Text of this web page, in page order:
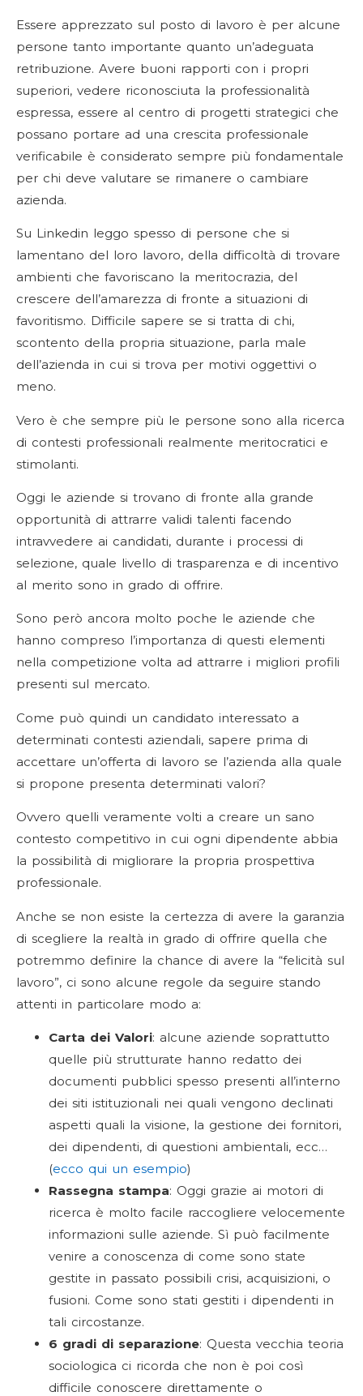
Essere apprezzato sul posto di lavoro è per alcune
persone tanto importante quanto un’adeguata
retribuzione. Avere buoni rapporti con i propri
superiori, vedere riconosciuta la professionalità
espressa, essere al centro di progetti strategici che
possano portare ad una crescita professionale
verificabile è considerato sempre più fondamentale
per chi deve valutare se rimanere o cambiare
azienda.
Su Linkedin leggo spesso di persone che si
lamentano del loro lavoro, della difficoltà di trovare
ambienti che favoriscano la meritocrazia, del
crescere dell’amarezza di fronte a situazioni di
favoritismo. Difficile sapere se si tratta di chi,
scontento della propria situazione, parla male
dell’azienda in cui si trova per motivi oggettivi o
meno.
Vero è che sempre più le persone sono alla ricerca
di contesti professionali realmente meritocratici e
stimolanti.
Oggi le aziende si trovano di fronte alla grande
opportunità di attrarre validi talenti facendo
intravvedere ai candidati, durante i processi di
selezione, quale livello di trasparenza e di incentivo
al merito sono in grado di offrire.
Sono però ancora molto poche le aziende che
hanno compreso l’importanza di questi elementi
nella competizione volta ad attrarre i migliori profili
presenti sul mercato.
Come può quindi un candidato interessato a
determinati contesti aziendali, sapere prima di
accettare un’offerta di lavoro se l’azienda alla quale
si propone presenta determinati valori?
Ovvero quelli veramente volti a creare un sano
contesto competitivo in cui ogni dipendente abbia
la possibilità di migliorare la propria prospettiva
professionale.
Anche se non esiste la certezza di avere la garanzia
di scegliere la realtà in grado di offrire quella che
potremmo definire la chance di avere la “felicità sul
lavoro”, ci sono alcune regole da seguire stando
attenti in particolare modo a:
Carta dei Valori: alcune aziende soprattutto
quelle più strutturate hanno redatto dei
documenti pubblici spesso presenti all’interno
dei siti istituzionali nei quali vengono declinati
aspetti quali la visione, la gestione dei fornitori,
dei dipendenti, di questioni ambientali, ecc…
(ecco qui un esempio)
Rassegna stampa: Oggi grazie ai motori di
ricerca è molto facile raccogliere velocemente
informazioni sulle aziende. Sì può facilmente
venire a conoscenza di come sono state
gestite in passato possibili crisi, acquisizioni, o
fusioni. Come sono stati gestiti i dipendenti in
tali circostanze.
6 gradi di separazione: Questa vecchia teoria
sociologica ci ricorda che non è poi così
difficile conoscere direttamente o